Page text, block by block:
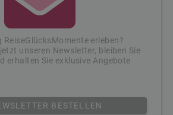
ReiseGlücksMomente erleben?
unseren Newsletter, bleiben Sie
erhalten Sie exklusive Angebote
BESTELLEN